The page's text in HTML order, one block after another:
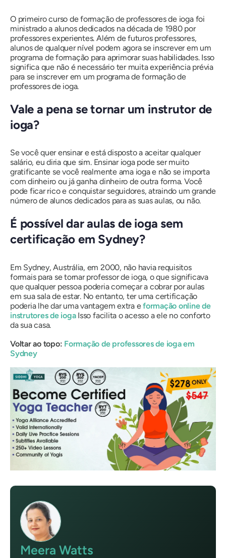
O primeiro curso de formação de professores de ioga foi
ministrado a alunos dedicados na década de 1980 por
professores experientes. Além de futuros professores,
alunos de qualquer nível podem agora se inscrever em um
programa de formação para aprimorar suas habilidades. Isso
significa que não é necessário ter muita experiência prévia
para se inscrever em um programa de formação de
professores de ioga.
Vale a pena se tornar um instrutor de
ioga?
Se você quer ensinar e está disposto a aceitar qualquer
salário, eu diria que sim. Ensinar ioga pode ser muito
gratificante se você realmente ama ioga e não se importa
com dinheiro ou já ganha dinheiro de outra forma. Você
pode ficar rico e conquistar seguidores, atraindo um grande
número de alunos dedicados para as suas aulas, ou não.
É possível dar aulas de ioga sem
certificação em Sydney?
Em Sydney, Austrália, em 2000, não havia requisitos
formais para se tornar professor de ioga, o que significava
que qualquer pessoa poderia começar a cobrar por aulas
em sua sala de estar. No entanto, ter uma certificação
poderia lhe dar uma vantagem extra eformação online de
instrutores de iogaIsso facilita o acesso a ele no conforto
da sua casa.
Voltar ao topo: Formação de professores de ioga em
Sydney
Meera Watts